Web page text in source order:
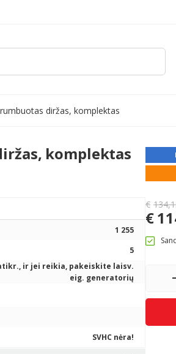
diržas, komplektas
komplektas
1 255
5
ir jei reikia, pakeiskite laisv.
eig. generatorių
SVHC nėra!
€
€